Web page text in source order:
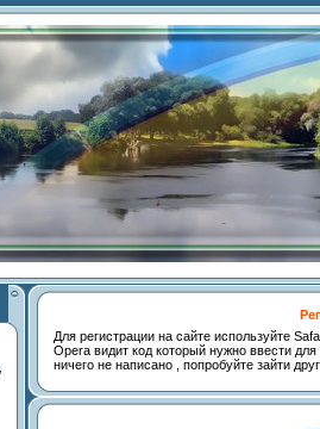
Для регистрации на сайте используйте
Opera видит код который нужно ввести
ничего не написано , попробуйте зайти